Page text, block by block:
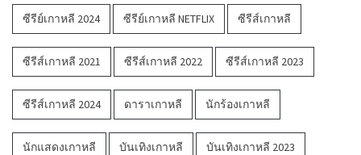
ซีรีย์เกาหลี 2024 ซีรีย์เกาหลี NETFLIX ซีรีส์เกาหลี
ซีรีส์เกาหลี 2021 ซีรีส์เกาหลี 2022 ซีรีส์เกาหลี 2023
ซีรีส์เกาหลี 2024 ดาราเกาหลี นักร้องเกาหลี
นักแสดงเกาหลี บันเทิงเกาหลี บันเทิงเกาหลี 2023